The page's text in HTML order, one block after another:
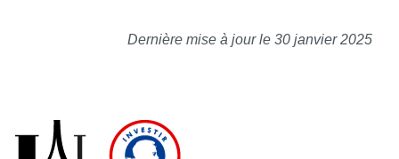
Dernière mise à jour le 30 janvier 2025